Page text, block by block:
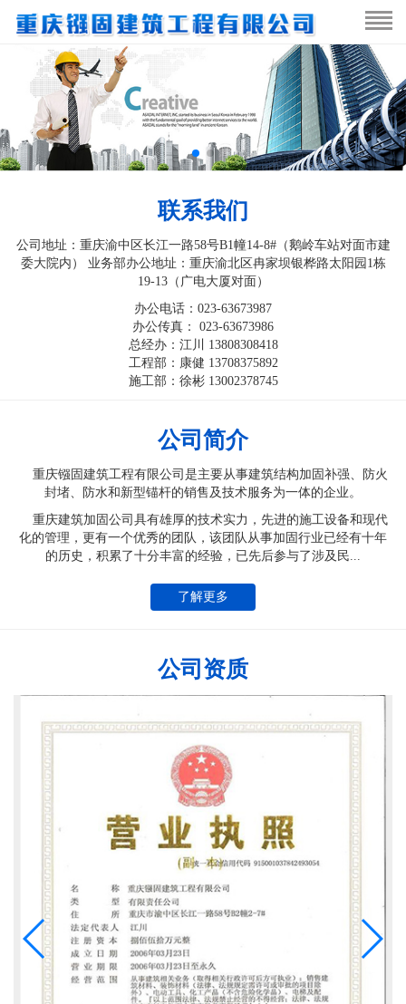
联系我们
公司地址：重庆渝中区长江一路58号B1幢14-8#（鹅岭车站对面市建
委大院内） 业务部办公地址：重庆渝北区冉家坝银桦路太阳园1栋
19-13（广电大厦对面）
办公电话：023-63673987
办公传真： 023-63673986
总经办：江川 13808308418
工程部：康健 13708375892
施工部：徐彬 13002378745
公司简介
重庆镪固建筑工程有限公司是主要从事建筑结构加固补强、防火
封堵、防水和新型锚杆的销售及技术服务为一体的企业。
重庆建筑加固公司具有雄厚的技术实力，先进的施工设备和现代
化的管理，更有一个优秀的团队，该团队从事加固行业已经有十年
的历史，积累了十分丰富的经验，已先后参与了涉及民...
了解更多
公司资质